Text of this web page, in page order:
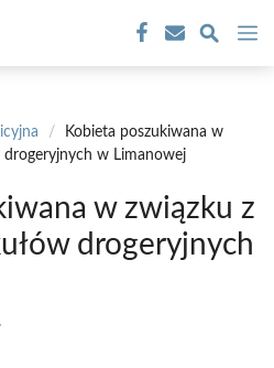
/
Kobieta poszukiwana w
drogeryjnych w Limanowej
w związku z
drogeryjnych